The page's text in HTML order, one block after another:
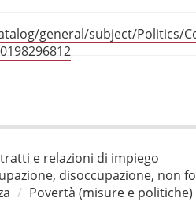
general/subject/Politics/
e relazioni di impiego
disoccupazione, non
Povertà (misure e politiche)